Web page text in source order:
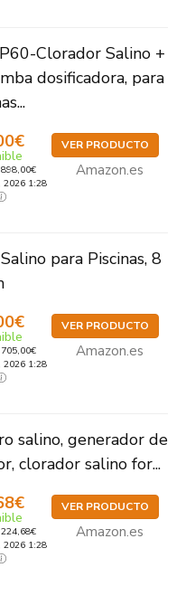
Clorador Salino +
dosificadora, para
2026 1:28
VER PRODUCTO
Amazon.es
para Piscinas, 8
2026 1:28
VER PRODUCTO
Amazon.es
salino, generador de
clorador salino for...
2026 1:28
VER PRODUCTO
Amazon.es